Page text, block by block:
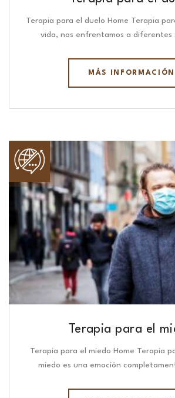
Terapia para el duelo Home Terapia
vida, nos enfrentamos a diferentes
MÁS INFORMACIÓN
Terapia para el
Terapia para el miedo Home Terapia
miedo es una emoción